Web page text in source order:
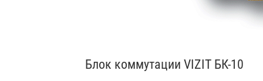
Блок коммутации VIZIT БК-10